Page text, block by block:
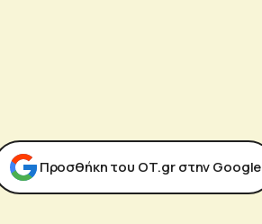
Προσθήκη του ΟΤ.gr στην Google